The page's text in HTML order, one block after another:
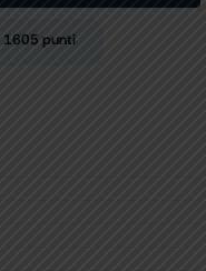
1605 punti